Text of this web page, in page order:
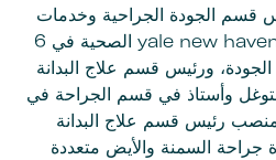
قسم الجودة الجراحية وخدمات
علاج البدانة في منظومة yale new haven الصحية في 6
ورئيس قسم علاج البدانة
وأستاذ في قسم الجراحة في
رئيس قسم علاج البدانة
جراحة السمنة والأيض متعددة